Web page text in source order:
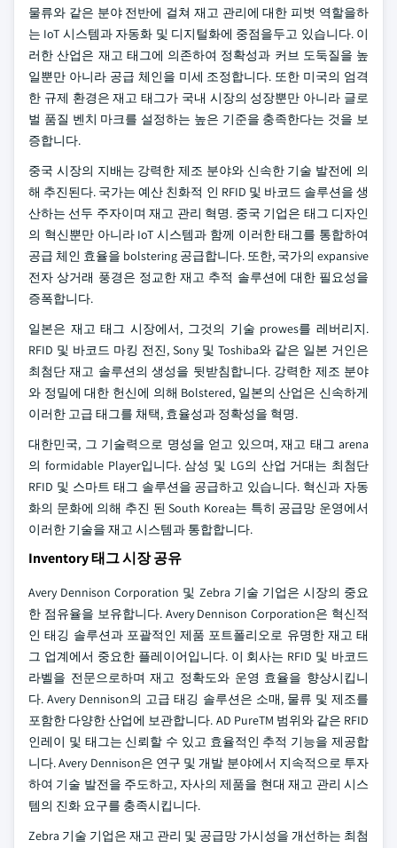
물류와 같은 분야 전반에 걸쳐 재고 관리에 대한 피벗 역할을하
는 IoT 시스템과 자동화 및 디지털화에 중점을두고 있습니다. 이
러한 산업은 재고 태그에 의존하여 정확성과 커브 도둑질을 높
일뿐만 아니라 공급 체인을 미세 조정합니다. 또한 미국의 엄격
한 규제 환경은 재고 태그가 국내 시장의 성장뿐만 아니라 글로
벌 품질 벤치 마크를 설정하는 높은 기준을 충족한다는 것을 보
증합니다.
중국 시장의 지배는 강력한 제조 분야와 신속한 기술 발전에 의
해 추진된다. 국가는 예산 친화적 인 RFID 및 바코드 솔루션을 생
산하는 선두 주자이며 재고 관리 혁명. 중국 기업은 태그 디자인
의 혁신뿐만 아니라 IoT 시스템과 함께 이러한 태그를 통합하여
공급 체인 효율을 bolstering 공급합니다. 또한, 국가의 expansive
전자 상거래 풍경은 정교한 재고 추적 솔루션에 대한 필요성을
증폭합니다.
일본은 재고 태그 시장에서, 그것의 기술 prowes를 레버리지.
RFID 및 바코드 마킹 전진, Sony 및 Toshiba와 같은 일본 거인은
최첨단 재고 솔루션의 생성을 뒷받침합니다. 강력한 제조 분야
와 정밀에 대한 헌신에 의해 Bolstered, 일본의 산업은 신속하게
이러한 고급 태그를 채택, 효율성과 정확성을 혁명.
대한민국, 그 기술력으로 명성을 얻고 있으며, 재고 태그 arena
의 formidable Player입니다. 삼성 및 LG의 산업 거대는 최첨단
RFID 및 스마트 태그 솔루션을 공급하고 있습니다. 혁신과 자동
화의 문화에 의해 추진 된 South Korea는 특히 공급망 운영에서
이러한 기술을 재고 시스템과 통합합니다.
Inventory 태그 시장 공유
Avery Dennison Corporation 및 Zebra 기술 기업은 시장의 중요
한 점유율을 보유합니다. Avery Dennison Corporation은 혁신적
인 태깅 솔루션과 포괄적인 제품 포트폴리오로 유명한 재고 태
그 업계에서 중요한 플레이어입니다. 이 회사는 RFID 및 바코드
라벨을 전문으로하며 재고 정확도와 운영 효율을 향상시킵니
다. Avery Dennison의 고급 태깅 솔루션은 소매, 물류 및 제조를
포함한 다양한 산업에 보관합니다. AD PureTM 범위와 같은 RFID
인레이 및 태그는 신뢰할 수 있고 효율적인 추적 기능을 제공합
니다. Avery Dennison은 연구 및 개발 분야에서 지속적으로 투자
하여 기술 발전을 주도하고, 자사의 제품을 현대 재고 관리 시스
템의 진화 요구를 충족시킵니다.
Zebra 기술 기업은 재고 관리 및 공급망 가시성을 개선하는 최첨